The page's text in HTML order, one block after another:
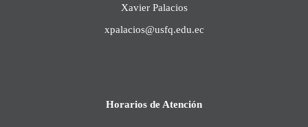
Xavier Palacios
xpalacios@usfq.edu.ec
Horarios de Atención